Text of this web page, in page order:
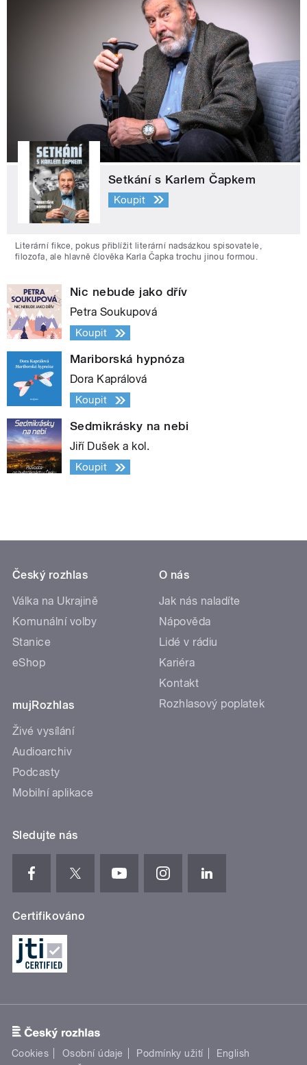
Setkání s Karlem Čapkem
Koupit
Literární fikce, pokus přiblížit literární nadsázkou spisovatele,
filozofa, ale hlavně člověka Karla Čapka trochu jinou formou.
Nic nebude jako dřív
Petra Soukupová
Koupit
Mariborská hypnóza
Dora Kaprálová
Koupit
Sedmikrásky na nebi
Jiří Dušek a kol.
Koupit
Český rozhlas
Válka na Ukrajině
Komunální volby
Stanice
eShop
mujRozhlas
Živé vysílání
Audioarchiv
Podcasty
Mobilní aplikace
O nás
Jak nás naladíte
Nápověda
Lidé v rádiu
Kariéra
Kontakt
Rozhlasový poplatek
Sledujte nás
Certifikováno
Cookies Osobní údaje Podmínky užití
English